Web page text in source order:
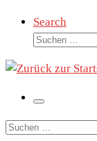
Search
Suche
Menü
Suche